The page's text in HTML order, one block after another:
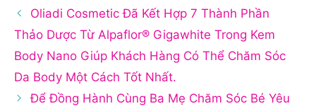
Oliadi Cosmetic Đã Kết Hợp 7 Thành Phần
Thảo Dược Từ Alpaflor® Gigawhite Trong Kem
Body Nano Giúp Khách Hàng Có Thể Chăm Sóc
Da Body Một Cách Tốt Nhất.
Để Đồng Hành Cùng Ba Mẹ Chăm Sóc Bé Yêu